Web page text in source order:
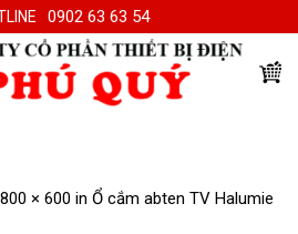
0902 63 63 54
800 × 600 in Ổ cắm abten TV Halumie